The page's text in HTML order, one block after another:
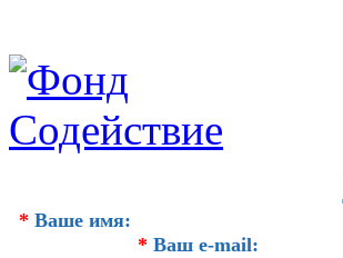
* Ваше имя:
* Ваш e-mail: